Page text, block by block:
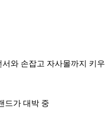
서와 손잡고 자사몰까지 키우
드가 대박 중